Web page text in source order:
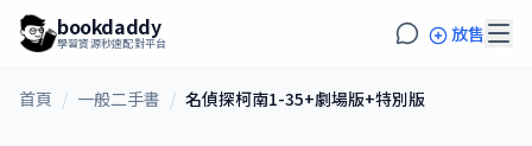
bookdaddy
學習資源秒速配對平台 放售
首頁 / 一般二手書 / 名偵探柯南1-35+劇場版+特別版